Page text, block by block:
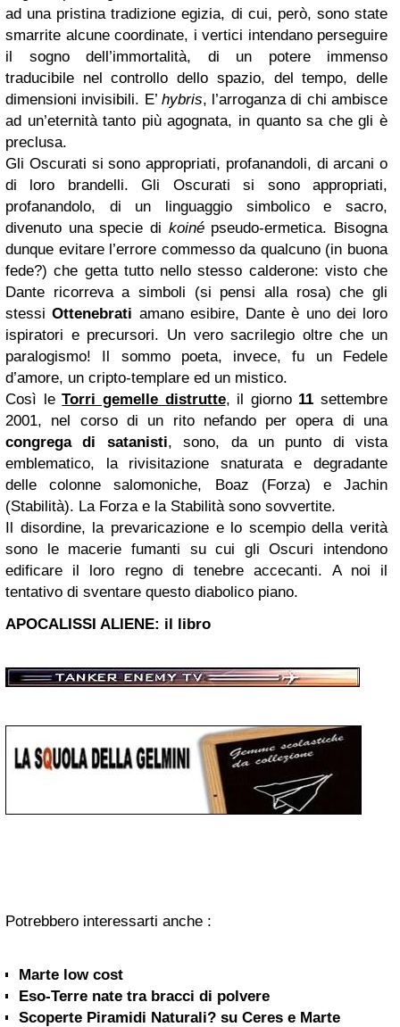
ad una pristina tradizione egizia, di cui, però, sono state
smarrite alcune coordinate, i vertici intendano perseguire
il sogno dell’immortalità, di un potere immenso
traducibile nel controllo dello spazio, del tempo, delle
dimensioni invisibili. E’ hybris, l’arroganza di chi ambisce
ad un’eternità tanto più agognata, in quanto sa che gli è
preclusa.
Gli Oscurati si sono appropriati, profanandoli, di arcani o
di loro brandelli. Gli Oscurati si sono appropriati,
profanandolo, di un linguaggio simbolico e sacro,
divenuto una specie di koinépseudo-ermetica. Bisogna
dunque evitare l’errore commesso da qualcuno (in buona
fede?) che getta tutto nello stesso calderone: visto che
Dante ricorreva a simboli (si pensi alla rosa) che gli
stessiOttenebrati amano esibire, Dante è uno dei loro
ispiratori e precursori. Un vero sacrilegio oltre che un
paralogismo! Il sommo poeta, invece, fu un Fedele
d’amore, un cripto-templare ed un mistico.
Così leTorri gemelle distrutte, il giorno 11 settembre
2001, nel corso di un rito nefando per opera di una
congrega di satanisti, sono, da un punto di vista
emblematico, la rivisitazione snaturata e degradante
delle colonne salomoniche, Boaz (Forza) e Jachin
(Stabilità). La Forza e la Stabilità sono sovvertite.
Il disordine, la prevaricazione e lo scempio della verità
sono le macerie fumanti su cui gli Oscuri intendono
edificare il loro regno di tenebre accecanti. A noi il
tentativo di sventare questo diabolico piano.
APOCALISSI ALIENE: il libro
Potrebbero interessarti anche :
Marte low cost
Eso-Terre nate tra bracci di polvere
Scoperte Piramidi Naturali? su Ceres e Marte